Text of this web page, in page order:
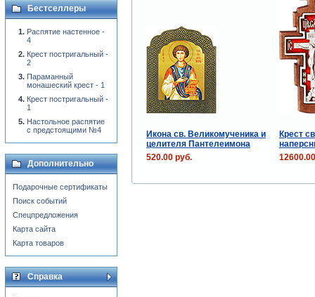
Икона св. Великомученика и
целителя Пантелеимона
Крест
520.00 руб.
Бестселлеры
Распятие настенное -
4
Крест постригальный -
2
Параманный
монашеский крест - 1
Крест постригальный -
1
Настольное распятие
с предстоящими №4
Дополнительно
Подарочные сертификаты
Поиск событий
Спецпредложения
Карта сайта
Карта товаров
Справка